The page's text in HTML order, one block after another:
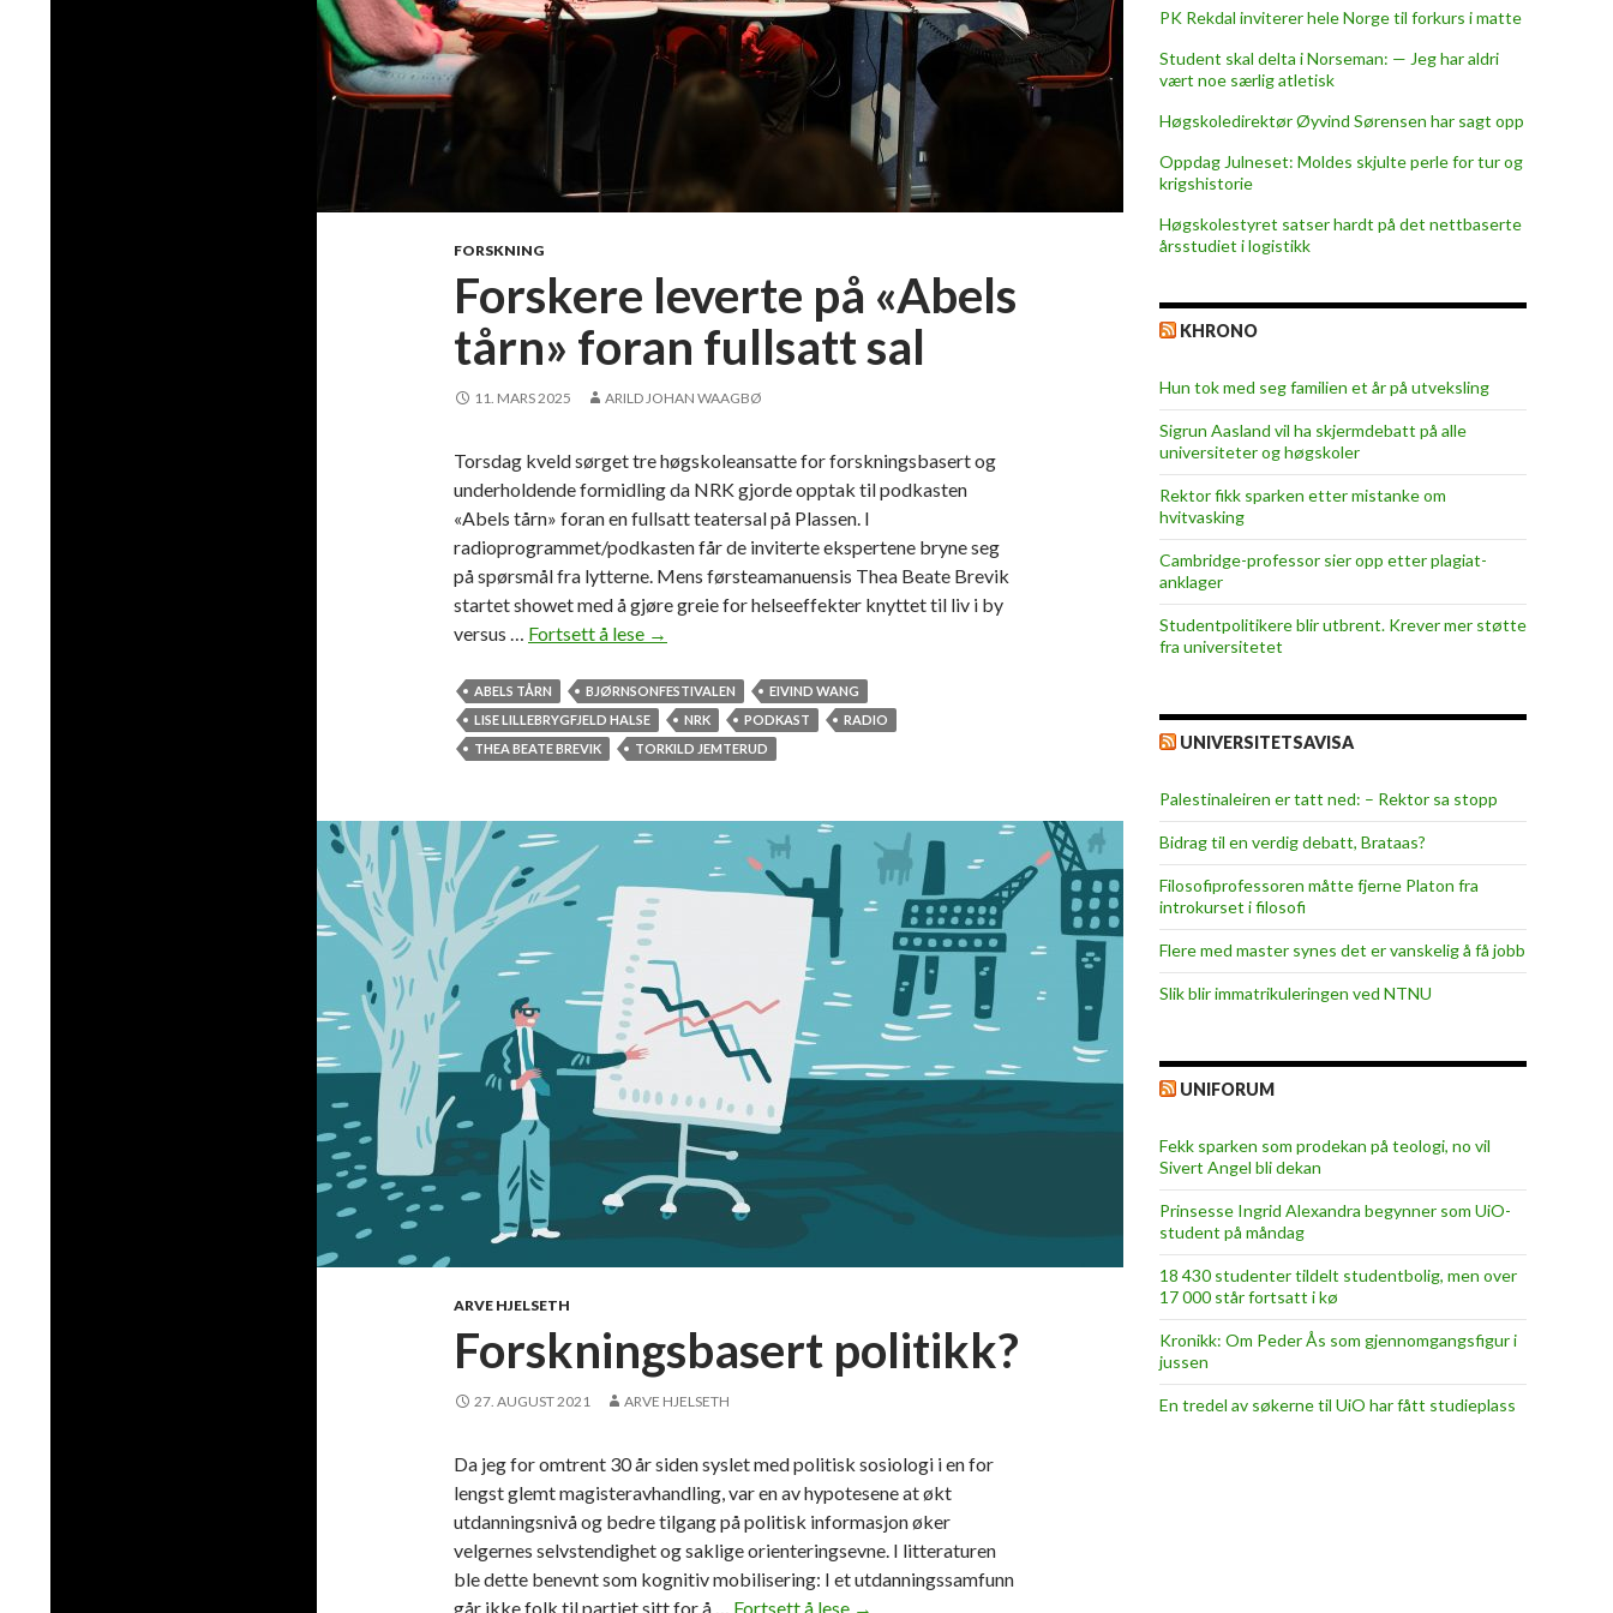
FORSKNING
Forskere leverte på «Abels
tårn» foran fullsatt sal
11. MARS 2025 ARILD JOHAN WAAGBØ
Torsdag kveld sørget tre høgskoleansatte for forskningsbasert og
underholdende formidling da NRK gjorde opptak til podkasten
«Abels tårn» foran en fullsatt teatersal på Plassen. I
radioprogrammet/podkasten får de inviterte ekspertene bryne seg
på spørsmål fra lytterne. Mens førsteamanuensis Thea Beate Brevik
startet showet med å gjøre greie for helseeffekter knyttet til liv i by
versus … Fortsett å lese F
r
s
k
e
e
v
e
e
å
«
b
s
r
n
»
o
r
a
n
f
→
ABELS TÅRN BJØRNSONFESTIVALEN
EIVIND WANG
LISE LILLEBRYGFJELD HALSE
NRK PODKAST
RADIO
THEA BEATE BREVIK
TORKILD JEMTERUD
ARVE HJELSETH
Forskningsbasert politikk?
27. AUGUST 2021 ARVE HJELSETH
Da jeg for omtrent 30 år siden syslet med politisk sosiologi i en for
lengst glemt magisteravhandling, var en av hypotesene at økt
utdanningsnivå og bedre tilgang på politisk informasjon øker
velgernes selvstendighet og saklige orienteringsevne. I litteraturen
ble dette benevnt som kognitiv mobilisering: I et utdanningssamfunn
går ikke folk til partiet sitt for å … Fortsett å lese F
→
PK Rekdal inviterer hele Norge til forkurs i matte
Student skal delta i Norseman: — Jeg har aldri
vært noe særlig atletisk
Høgskoledirektør Øyvind Sørensen har sagt opp
Oppdag Julneset: Moldes skjulte perle for tur og
krigshistorie
Høgskolestyret satser hardt på det nettbaserte
årsstudiet i logistikk
KHRONO
Hun tok med seg familien et år på utveksling
Sigrun Aasland vil ha skjerm­debatt på alle
universiteter og høgskoler
Rektor fikk sparken etter mistanke om
hvitvasking
Cambridge-professor sier opp etter plagiat-
anklager
Studentpolitikere blir utbrent. Krever mer støtte
fra universitetet
UNIVERSITETSAVISA
Palestinaleiren er tatt ned: – Rektor sa stopp
Bidrag til en verdig debatt, Brataas?
Filosofiprofessoren måtte fjerne Platon fra
introkurset i filosofi
Flere med master synes det er vanskelig å få jobb
Slik blir immatrikuleringen ved NTNU
UNIFORUM
Fekk sparken som prodekan på teologi, no vil
Sivert Angel bli dekan
Prinsesse Ingrid Alexandra begynner som UiO-
student på måndag
18 430 studenter tildelt studentbolig, men over
17 000 står fortsatt i kø
Kronikk: Om Peder Ås som gjennomgangsfigur i
jussen
En tredel av søkerne til UiO har fått studieplass